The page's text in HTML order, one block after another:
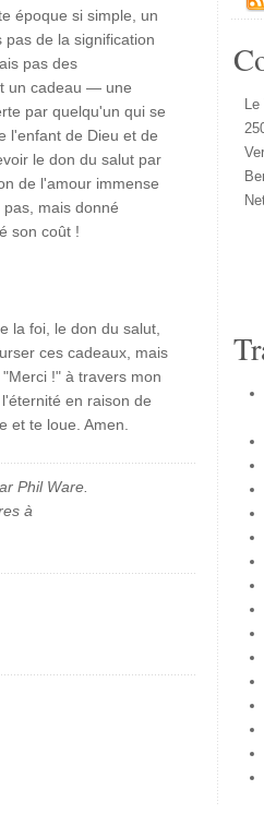
époque si simple, un
de la signification
pas des
un cadeau — une
par quelqu'un qui se
l'enfant de Dieu et de
le don du salut par
de l'amour immense
mais donné
son coût !
la foi, le don du salut,
ces cadeaux, mais
!" à travers mon
en raison de
et te loue. Amen.
Phil Ware.
à